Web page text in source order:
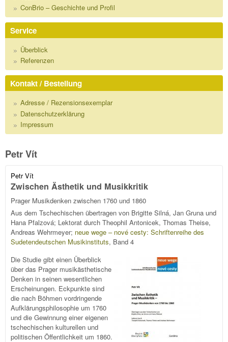
ConBrio – Geschichte und Profil
Service
Überblick
Referenzen
Kontakt / Bestellung
Adresse / Rezensionsexemplar
Datenschutzerklärung
Impressum
Petr Vít
Petr Vít
Zwischen Ästhetik und Musikkritik
Prager Musikdenken zwischen 1760 und 1860
Aus dem Tschechischen übertragen von Brigitte Silná, Jan Gruna und
Hana Pfalzová; Lektorat durch Theophil Antonicek, Thomas Theise,
Andreas Wehrmeyer; neue wege – nové cesty: Schriftenreihe des
Sudetendeutschen Musikinstituts, Band 4
Die Studie gibt einen Überblick
über das Prager musikästhetische
Denken in seinen wesentlichen
Erscheinungen. Eckpunkte sind
die nach Böhmen vordringende
Aufklärungsphilosophie um 1760
und die Gewinnung einer eigenen
tschechischen kulturellen und
politischen Öffentlichkeit um 1860.